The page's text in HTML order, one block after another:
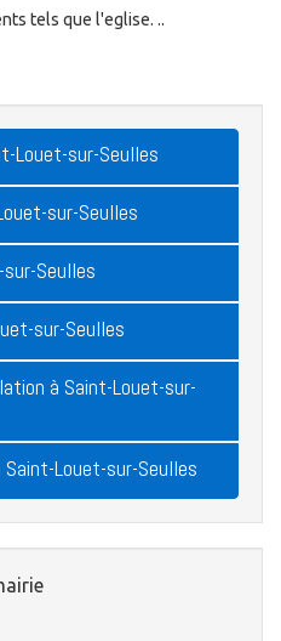
tels que l'eglise. ..
Louet-sur-Seulles
sur-Seulles
Seulles
sur-Seulles
à Saint-Louet-sur-
Louet-sur-Seulles